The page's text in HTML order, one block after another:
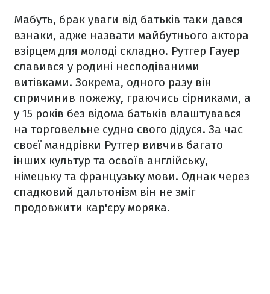
Мабуть, брак уваги від батьків таки дався
взнаки, адже назвати майбутнього актора
взірцем для молоді складно. Рутгер Гауер
славився у родині несподіваними
витівками. Зокрема, одного разу він
спричинив пожежу, граючись сірниками, а
у 15 років без відома батьків влаштувався
на торговельне судно свого дідуся. За час
своєї мандрівки Рутгер вивчив багато
інших культур та освоїв англійську,
німецьку та французьку мови. Однак через
спадковий дальтонізм він не зміг
продовжити кар'єру моряка.